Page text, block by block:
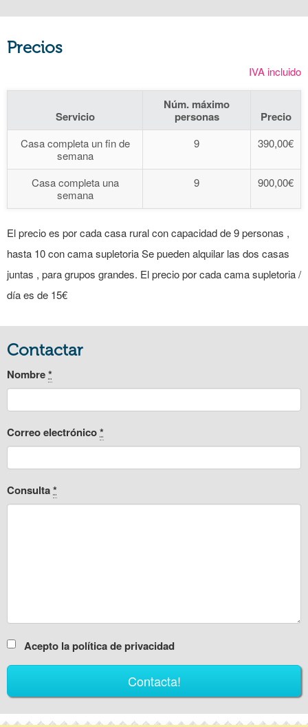
Precios
IVA incluido
Servicio
Núm. máximo
personas
Precio
Casa completa un fin de
semana
9 390,00€
Casa completa una
semana
9 900,00€
El precio es por cada casa rural con capacidad de 9 personas ,
hasta 10 con cama supletoria Se pueden alquilar las dos casas
juntas , para grupos grandes. El precio por cada cama supletoria /
día es de 15€
Contactar
Nombre*
Correo electrónico*
Consulta*
Acepto la política de privacidad